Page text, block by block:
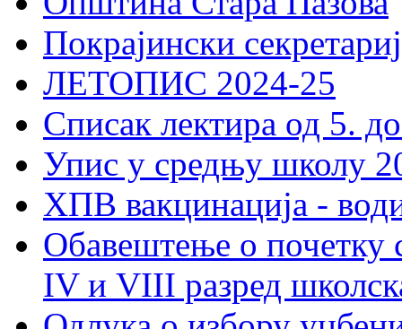
Покрајински
ЛЕТОПИС 2024-25
Списак лектира од 5.
Упис у средњу школу
ХПВ вакцинација -
Обавештење о почетку
IV и VIII разред